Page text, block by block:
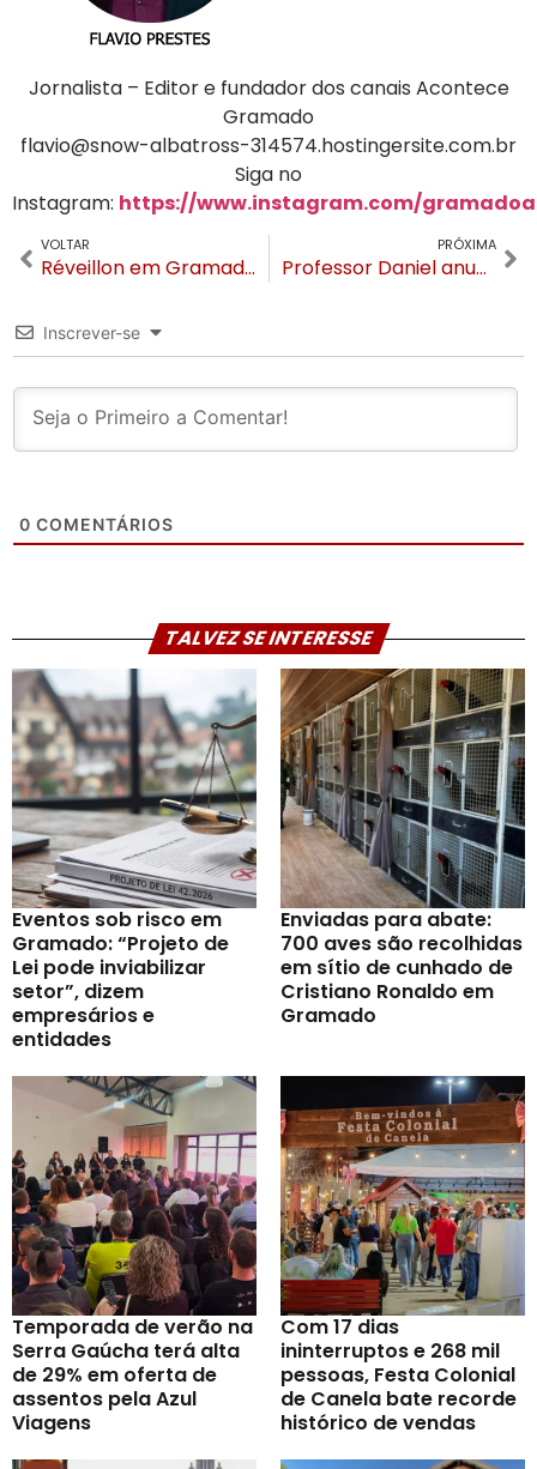
Jornalista – Editor e fundador dos canais Acontece
Gramado
flavio@snow-albatross-314574.hostingersite.com.br
Siga no
Instagram: https://www.instagram.com/
VOLTAR
Réveillon em Gramado terá show e oito minutos de queima de fogos
PRÓXIMA
Professor Daniel anuncia que é pré-candido a prefeito de Gramado e troca de partido
Inscrever-se
0 COMENTÁRIOS
TALVEZ SE INTERESSE
Eventos sob risco em
Gramado: “Projeto de
Lei pode inviabilizar
setor”, dizem
empresários e
entidades
Enviadas para abate:
700 aves são recolhidas
em sítio de cunhado de
Cristiano Ronaldo em
Gramado
Temporada de verão na
Serra Gaúcha terá alta
de 29% em oferta de
assentos pela Azul
Viagens
Com 17 dias
ininterruptos e 268 mil
pessoas, Festa Colonial
de Canela bate recorde
histórico de vendas